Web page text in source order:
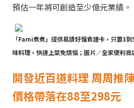
預估一年將可創造至少億元業績。
「Fami煮煮」提供易讀好懂食譜卡，只要3
味料理，快速上菜免煩惱；圖片／全家便利商
開發近百道料理 周周推
價格帶落在88至298元